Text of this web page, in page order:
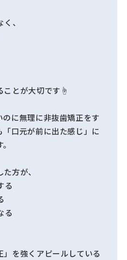
、
ことが大切です☝️
に無理に非抜歯矯正をす
口元が前に出た感じ」に
方が、
る
る
」を強くアピールしている